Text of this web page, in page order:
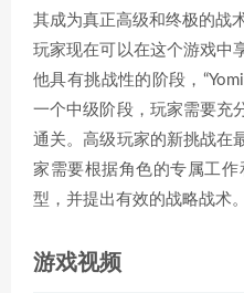
其成为真正高级和终极的战
玩家现在可以在这个游戏中
他具有挑战性的阶段，
一个中级阶段，玩家需要充
通关。高级玩家的新挑战在
家需要根据角色的专属工
型，并提出有效的战略战术。
游戏视频